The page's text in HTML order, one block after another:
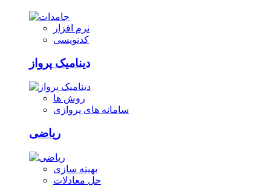
نرم افزار
کدنویسی
دینامیک پرواز
روش ها
سامانه های پروازی
ریاضی
بهینه سازی
حل معادلات